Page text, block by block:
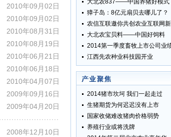
2010年09月02日
2010年09月02日
2010年08月31日
2010年08月19日
2010年06月21日
2010年06月18日
2010年04月07日
2009年09月16日
2009年04月20日
2008年12月10日
大北农837——中国养猪好模式
獐子岛：8亿元扇贝去哪儿了？
农信互联邀你共创农业互联网
大北农宝贝料——中国好饲料
2014第一季度畜牧上市公司业
江西先农种业科技园开业
2014猪市坎坷 我们一起走过
生猪期货为何迟迟没有上市
国家收储难改猪肉价格弱势
养殖行业或将洗牌